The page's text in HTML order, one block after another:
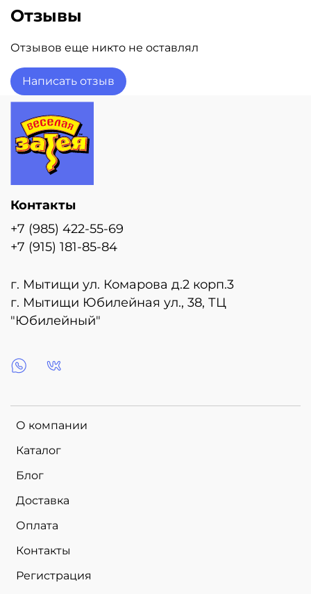
Отзывы
Отзывов еще никто не оставлял
Написать отзыв
О компании
Каталог
Блог
Доставка
Оплата
Контакты
Регистрация
Контакты
+7 (985) 422-55-69
+7 (915) 181-85-84
г. Мытищи ул. Комарова д.2 корп.3
г. Мытищи Юбилейная ул., 38, ТЦ
"Юбилейный"